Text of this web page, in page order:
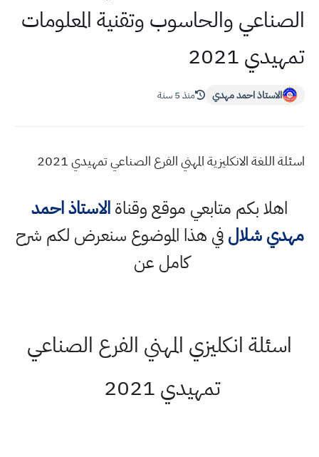
والحاسوب وتقنية المعلومات
2021
الاستاذ احمد مهدي منذ 5 سنة
اللغة الانكليزية المهني الفرع الصناعي تمهيدي 2021
اهلا بكم متابعي موقع وقناةالاستاذ احمد
شلالفي هذا الموضوع سنعرض لكم شرح
كامل عن
اسئلة انكليزي المهني الفرع الصناعي
تمهيدي 2021